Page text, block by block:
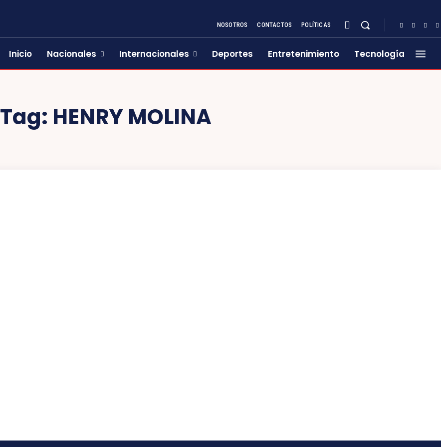
NOSOTROS CONTACTOS POLÍTICAS
Inicio Nacionales Internacionales Deportes Entretenimiento Tecnología
Tag: HENRY MOLINA